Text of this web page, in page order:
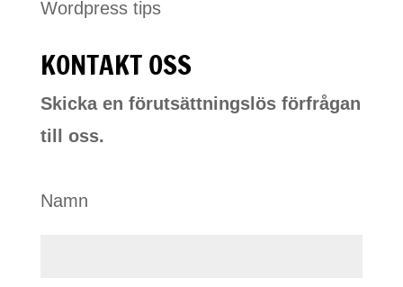
Wordpress tips
KONTAKT OSS
Skicka en förutsättningslös förfrågan
till oss.
Namn